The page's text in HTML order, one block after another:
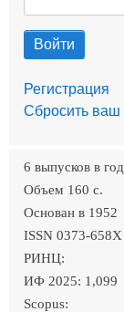
Регистрация
Сбросить ваш
6 выпусков в год
Объем 160 c.
Основан в 1952
ISSN 0373-658X
РИНЦ:
ИФ 2025: 1,099
Scopus: